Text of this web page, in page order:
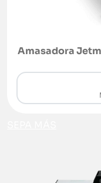
Amasadora